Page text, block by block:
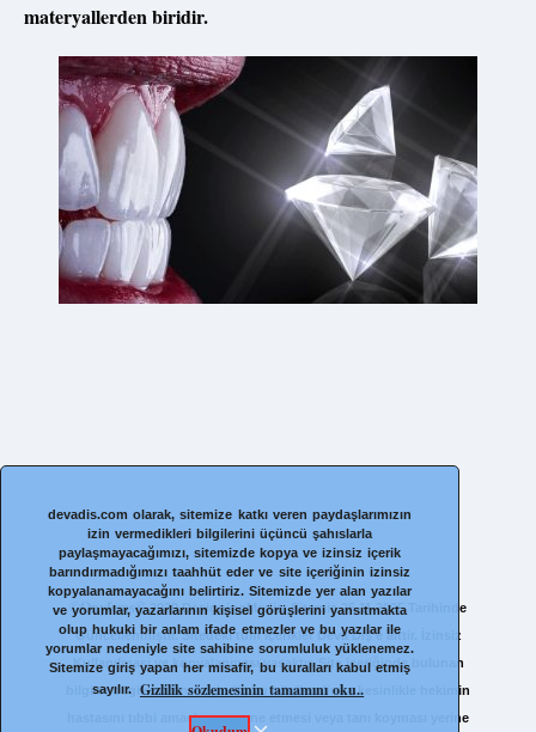
devadis.com olarak, sitemize katkı veren paydaşlarımızın
izin vermedikleri bilgilerini üçüncü şahıslarla
paylaşmayacağımızı, sitemizde kopya ve izinsiz içerik
barındırmadığımızı taahhüt eder ve site içeriğinin izinsiz
kopyalanamayacağını belirtiriz. Sitemizde yer alan yazılar
ve yorumlar, yazarlarının kişisel görüşlerini yansıtmakta
olup hukuki bir anlam ifade etmezler ve bu yazılar ile
yorumlar nedeniyle site sahibine sorumluluk yüklenemez.
Sitemize giriş yapan her misafir, bu kuralları kabul etmiş
sayılır. Gizlilik sözlemesinin tamamını oku..
materyallerden biridir.
©Onyfems©2020 DesigningMedia. Sitemiz 25.11.2025 Tarihinde
Güncellenmiştir. Sitedeki tüm içerikler Deva Diş’e aittir. İzinsiz
Kullanılması ve kopyalanması yasaktır. Site içeriğinde bulunan
bilgiler bilgilendirmek içindir, bu bilgilendirme kesinlikle hekimin
hastasını tıbbi amaçla muayene etmesi veya tanı koyması yerine